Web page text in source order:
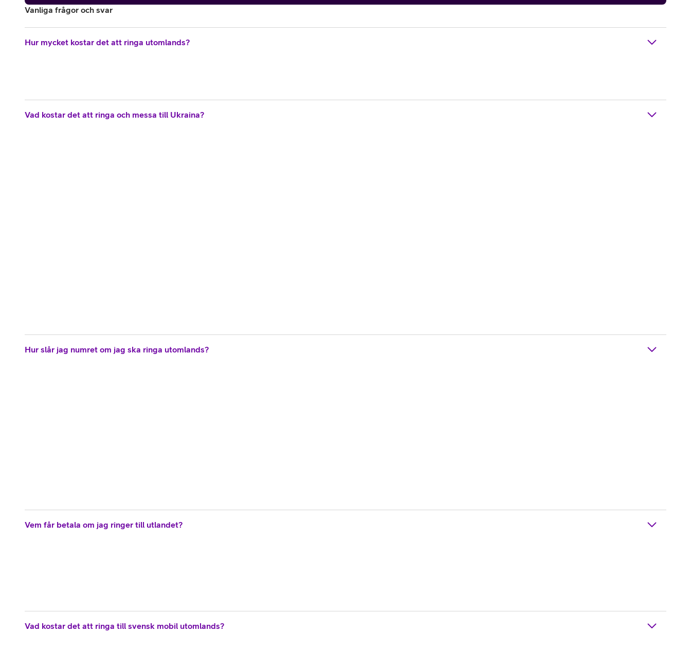
Vanliga frågor och svar
Hur mycket kostar det att ringa utomlands?
Vad kostar det att ringa och messa till Ukraina?
Hur slår jag numret om jag ska ringa utomlands?
Vem får betala om jag ringer till utlandet?
Vad kostar det att ringa till svensk mobil utomlands?